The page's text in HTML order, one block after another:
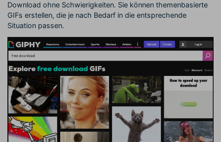
Download ohne Schwierigkeiten. Sie können themenbasierte
GIFs erstellen, die je nach Bedarf in die entsprechende
Situation passen.